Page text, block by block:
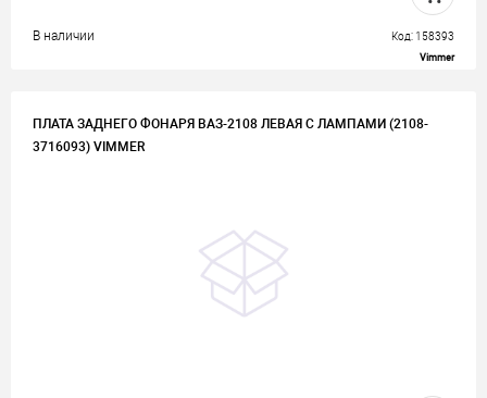
В наличии Код: 158393
Vimmer
ПЛАТА ЗАДНЕГО ФОНАРЯ ВАЗ-2108 ЛЕВАЯ С ЛАМПАМИ (2108-
3716093) VIMMER